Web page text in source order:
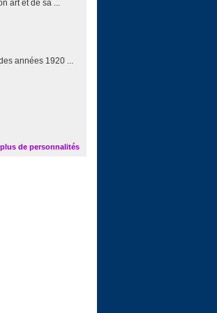
art et de sa ...
années 1920 ...
plus de personnalités